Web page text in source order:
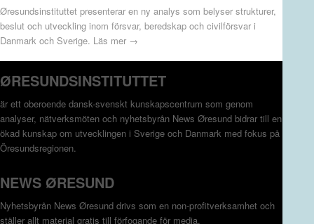
Øresundsinstituttet presenterar en ny analys som belyser strukturer,
beslut och utveckling inom försvar, beredskap och civilförsvar i
Danmark och Sverige. Läs mer →
ØRESUNDSINSTITUTTET
är ett oberoende dansk-svenskt kunskapscentrum som genom
analyser, nätverksmöten och nyhetsbyrån News Øresund bidrar till en
ökad kunskap om utvecklingen i Sverige och Danmark med fokus på
Öresundsregionen.
NEWS ØRESUND
Nyhetsbyrån News Øresund drivs som en non-profitverksamhet och
ställer allt material gratis till förfogande för media.